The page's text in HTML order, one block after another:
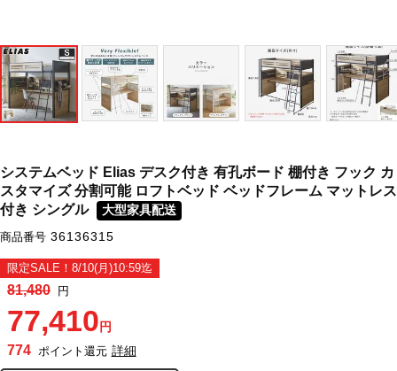
システムベッド Elias デスク付き 有孔ボード 棚付き フック カ
スタマイズ 分割可能 ロフトベッド ベッドフレーム マットレス
付き シングル
大型家具配送
商品番号 36136315
限定SALE！8/10(月)10:59迄
81,480 円
77,410 円
774 ポイント還元 詳細